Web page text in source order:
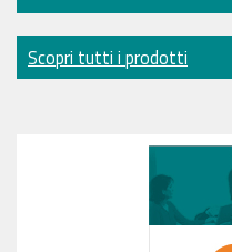
Scopri tutti i prodotti